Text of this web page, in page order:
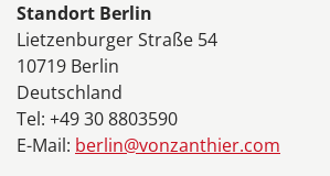
Standort Berlin
Lietzenburger Straße 54
10719 Berlin
Deutschland
Tel: +49 30 8803590
E-Mail: berlin@vonzanthier.com